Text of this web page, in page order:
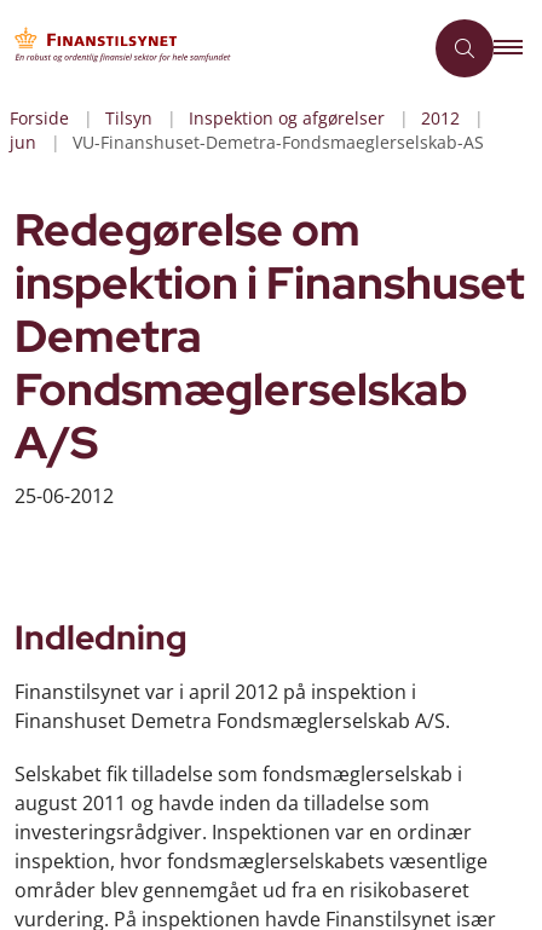
Forside Tilsyn Inspektion og afgørelser
2012
jun
VU-Finanshuset-Demetra-Fondsmaeglerselskab-AS
Redegørelse om
inspektion i Finanshuset
Demetra
Fondsmæglerselskab
A/S
25-06-2012
Indledning
Finanstilsynet var i april 2012 på inspektion i
Finanshuset Demetra Fondsmæglerselskab A/S.
Selskabet fik tilladelse som fondsmæglerselskab i
august 2011 og havde inden da tilladelse som
investeringsrådgiver. Inspektionen var en ordinær
inspektion, hvor fondsmæglerselskabets væsentlige
områder blev gennemgået ud fra en risikobaseret
vurdering. På inspektionen havde Finanstilsynet især